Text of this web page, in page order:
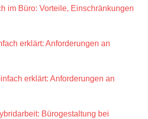
im Büro: Vorteile, Einschränkungen
erklärt: Anforderungen an
erklärt: Anforderungen an
Bürogestaltung bei